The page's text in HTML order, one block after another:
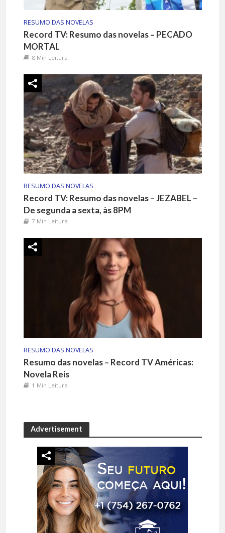
RESUMO DAS NOVELAS
Record TV: Resumo das novelas – PECADO
MORTAL
8 Min Leitura
RESUMO DAS NOVELAS
Record TV: Resumo das novelas – JEZABEL –
De segunda a sexta, às 8PM
7 Min Leitura
RESUMO DAS NOVELAS
Resumo das novelas – Record TV Américas:
Novela Reis
1 Min Leitura
Advertisement